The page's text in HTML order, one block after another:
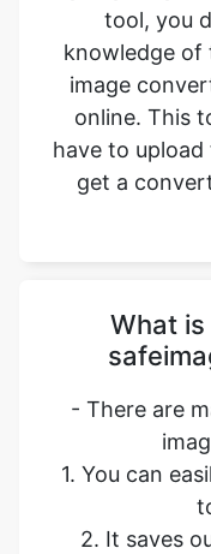
online. This
have to
get a
What
1. You can
2. It saves
3. It
4. Quality of